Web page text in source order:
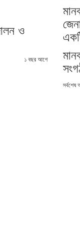
ও
১ বছর আগে